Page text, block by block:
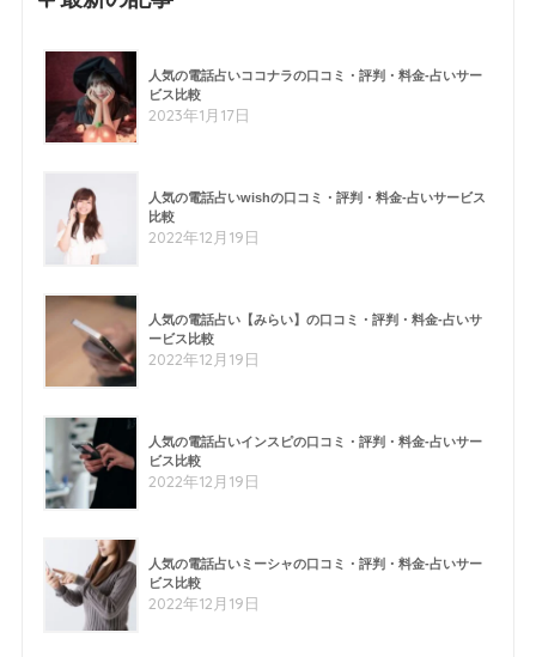
人気の電話占いココナラの口コミ・評判・料金-占いサー
ビス比較
2023年1月17日
人気の電話占いwishの口コミ・評判・料金-占いサービス
比較
2022年12月19日
人気の電話占い【みらい】の口コミ・評判・料金-占いサ
ービス比較
2022年12月19日
人気の電話占いインスピの口コミ・評判・料金-占いサー
ビス比較
2022年12月19日
人気の電話占いミーシャの口コミ・評判・料金-占いサー
ビス比較
2022年12月19日